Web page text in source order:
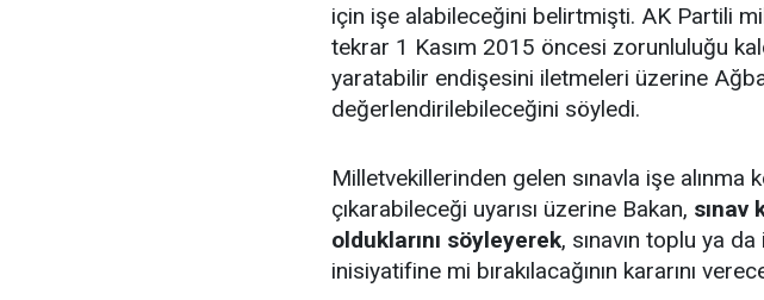
için işe alabileceğini belirtmişti. AK Partili
tekrar 1 Kasım 2015 öncesi zorunluluğu
yaratabilir endişesini iletmeleri üzerine
değerlendirilebileceğini söyledi.
Milletvekillerinden gelen sınavla işe alınma
çıkarabileceği uyarısı üzerine Bakan, sınav
olduklarını söyleyerek, sınavın toplu ya
inisiyatifine mi bırakılacağının kararını